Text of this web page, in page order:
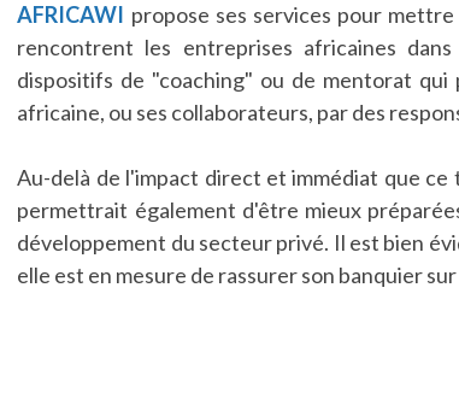
AFRICAWI propose ses services pour
rencontrent les entreprises africaines
dispositifs de "coaching" ou de mentorat
africaine, ou ses collaborateurs, par des
Au-delà de l'impact direct et immédiat que
permettrait également d'être mieux
développement du secteur privé. Il est bien
elle est en mesure de rassurer son banquier